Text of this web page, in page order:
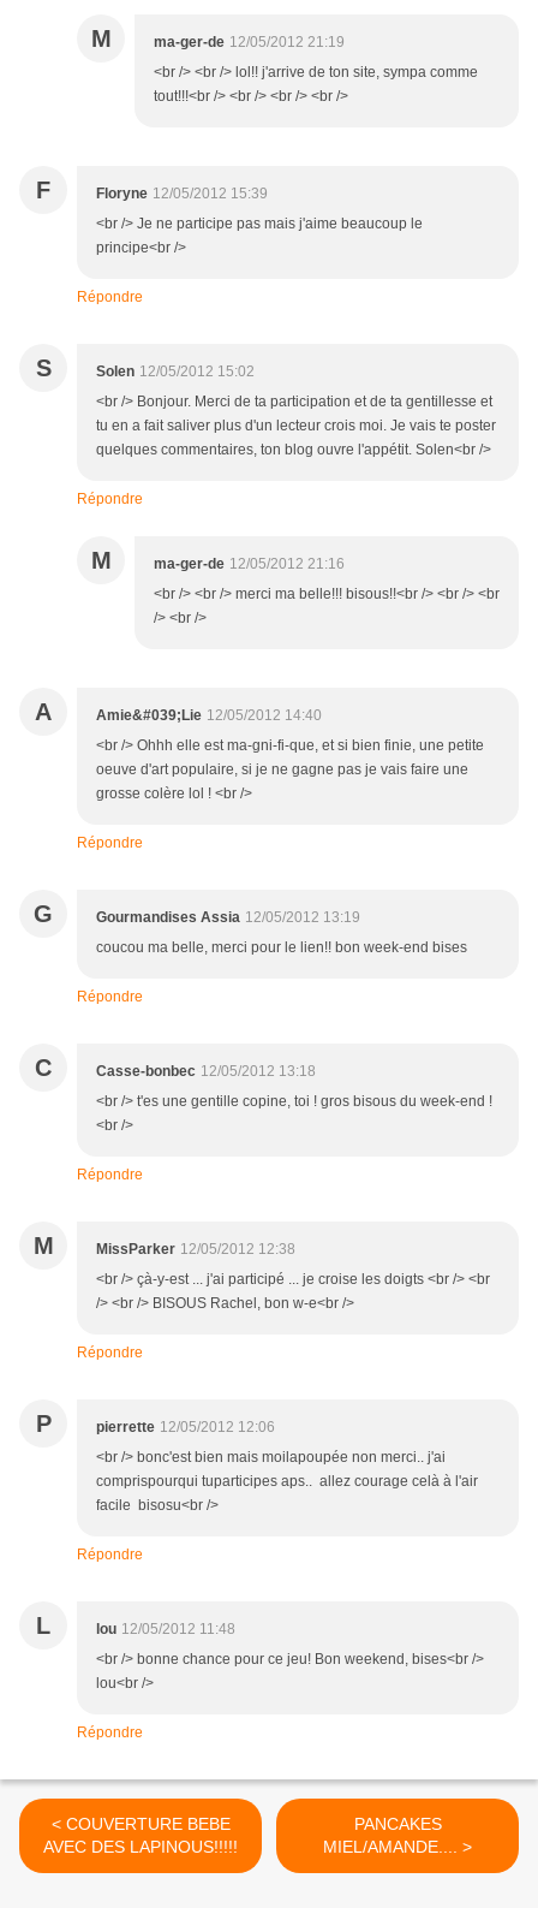
M ma-ger-de 12/05/2012 21:19
<br /> <br /> lol!! j'arrive de ton site, sympa comme
tout!!!<br /> <br /> <br /> <br />
F Floryne 12/05/2012 15:39
<br /> Je ne participe pas mais j'aime beaucoup le
principe<br />
Répondre
S Solen 12/05/2012 15:02
<br /> Bonjour. Merci de ta participation et de ta gentillesse et
tu en a fait saliver plus d'un lecteur crois moi. Je vais te poster
quelques commentaires, ton blog ouvre l'appétit. Solen<br />
Répondre
M ma-ger-de 12/05/2012 21:16
<br /> <br /> merci ma belle!!! bisous!!<br /> <br /> <br
/> <br />
A Amie&#039;Lie 12/05/2012 14:40
<br /> Ohhh elle est ma-gni-fi-que, et si bien finie, une petite
oeuve d'art populaire, si je ne gagne pas je vais faire une
grosse colère lol ! <br />
Répondre
G Gourmandises Assia 12/05/2012 13:19
coucou ma belle, merci pour le lien!! bon week-end bises
Répondre
C Casse-bonbec 12/05/2012 13:18
<br /> t'es une gentille copine, toi ! gros bisous du week-end !
<br />
Répondre
M MissParker 12/05/2012 12:38
<br /> çà-y-est ... j'ai participé ... je croise les doigts <br /> <br
/> <br /> BISOUS Rachel, bon w-e<br />
Répondre
P pierrette 12/05/2012 12:06
<br /> bonc'est bien mais moilapoupée non merci.. j'ai
comprispourqui tuparticipes aps.. allez courage celà à l'air
facile bisosu<br />
Répondre
L lou 12/05/2012 11:48
<br /> bonne chance pour ce jeu! Bon weekend, bises<br />
lou<br />
Répondre
< COUVERTURE BEBE
AVEC DES LAPINOUS!!!!!
PANCAKES
MIEL/AMANDE.... >